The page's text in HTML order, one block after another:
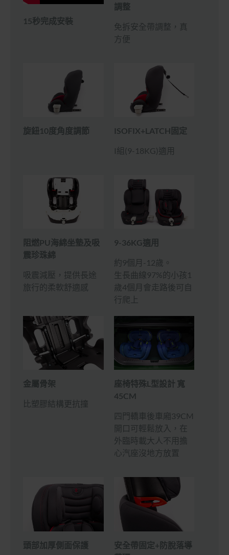
15秒完成安裝
調整
免拆安全帶調整，真
方便
旋鈕10度角度調節 ISOFIX+LATCH固定
I組(9-18KG)適用
阻燃PU海綿坐墊及吸
震珍珠綿
吸震減壓，提供長途
旅行的柔軟舒適感
9-36KG適用
約9個月-12歲。
生長曲線97%的小孩1
歲4個月會走路後可自
行爬上
金屬骨架
比塑膠結構更抗撞
座椅特殊L型設計 寬
45CM
四門轎車後車廂39CM
開口可輕鬆放入，在
外臨時載大人不用擔
心汽座沒地方放置
頭部加厚側面保護
安全帶固定+防脫落導